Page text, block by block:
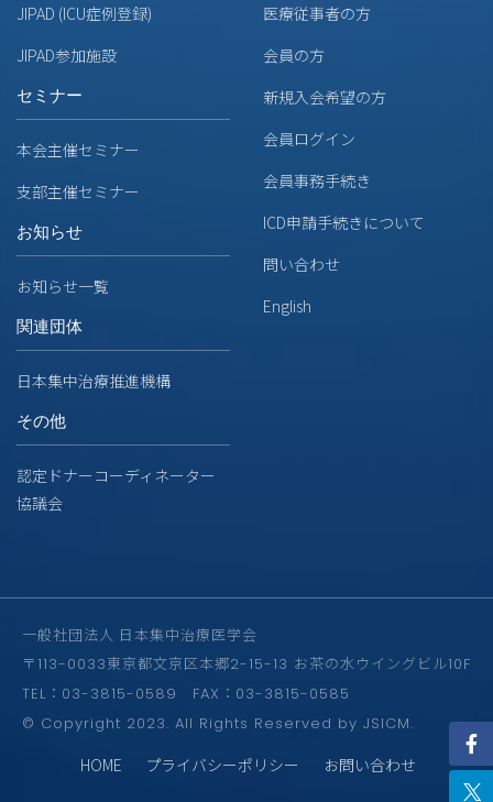
JIPAD (ICU症例登録)
JIPAD参加施設
セミナー
本会主催セミナー
支部主催セミナー
お知らせ
お知らせ一覧
関連団体
日本集中治療推進機構
その他
認定ドナーコーディネーター
協議会
医療従事者の方
会員の方
新規入会希望の方
会員ログイン
会員事務手続き
ICD申請手続きについて
問い合わせ
English
一般社団法人 日本集中治療医学会
〒113-0033東京都文京区本郷2-15-13 お茶の水ウイングビル10F
TEL：03-3815-0589 FAX：03-3815-0585
© Copyright 2023. All Rights Reserved by JSICM.
HOME プライバシーポリシー お問い合わせ